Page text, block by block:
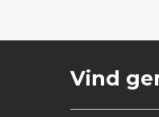
Vind